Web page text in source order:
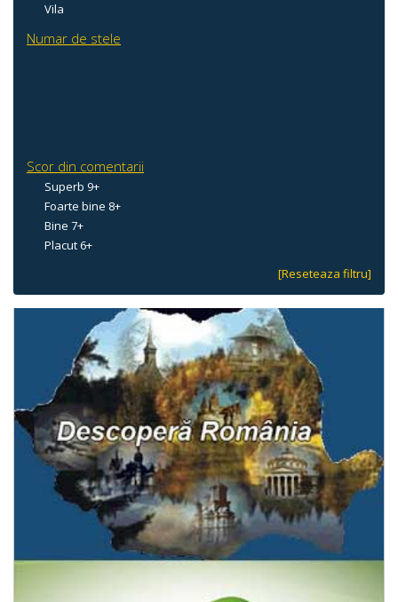
Vila
Numar de stele
Scor din comentarii
Superb 9+
Foarte bine 8+
Bine 7+
Placut 6+
[Reseteaza filtru]